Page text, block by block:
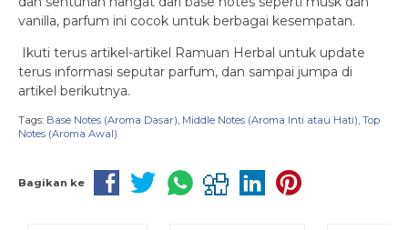
vanilla, parfum ini cocok untuk berbagai kesempatan.
Ikuti terus artikel-artikel Ramuan Herbal untuk update
terus informasi seputar parfum, dan sampai jumpa di
artikel berikutnya.
Tags: Base Notes (Aroma Dasar), Middle Notes (Aroma Inti atau Hati), Top
Notes (Aroma Awal)
Bagikan ke